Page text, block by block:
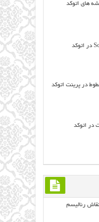
های اتوکد
در پرینت اتوکد
در اتوکد
رئالیسم